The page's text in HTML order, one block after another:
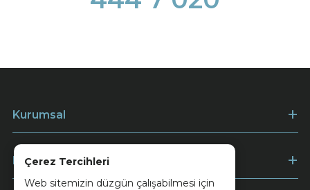
Çerez Tercihleri
Web sitemizin düzgün çalışabilmesi için
Kurumsal
Müşteri Hizmetleri